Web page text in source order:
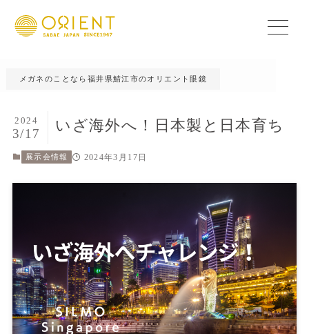
メガネのことなら福井県鯖江市のオリエント眼鏡
いざ海外へ！日本製と日本育ち
2024
3/17
展示会情報 2024年3月17日